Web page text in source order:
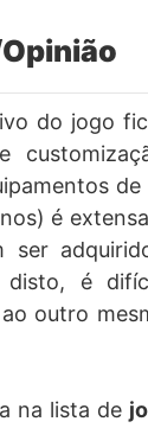
do jogo
é
ser
é
outro
na lista de